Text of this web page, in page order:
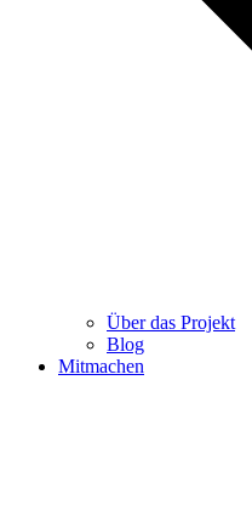
Über das Projekt
Blog
Mitmachen